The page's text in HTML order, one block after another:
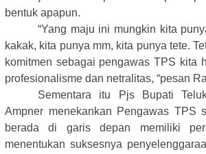
bentuk apapun.
“Yang maju ini mungkin kita
kakak, kita punya mm, kita punya tete.
komitmen sebagai pengawas TPS kita
profesionalisme dan netralitas, “pesan
Sementara itu Pjs Bupati
Ampner menekankan Pengawas TPS
berada di garis depan memiliki
menentukan suksesnya